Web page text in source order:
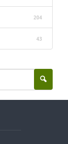
204
43